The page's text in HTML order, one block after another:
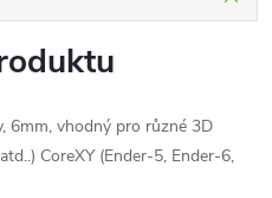
6mm, vhodný pro různé 3D
CoreXY (Ender-5, Ender-6,